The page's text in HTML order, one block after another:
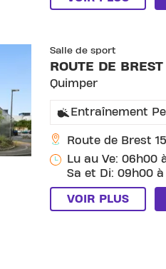
Salle de sport
ROUTE DE BREST
Quimper
Entraînement
Route de Brest
Lu au Ve: 06h00
Sa et Di: 09h00 à
VOIR PLUS